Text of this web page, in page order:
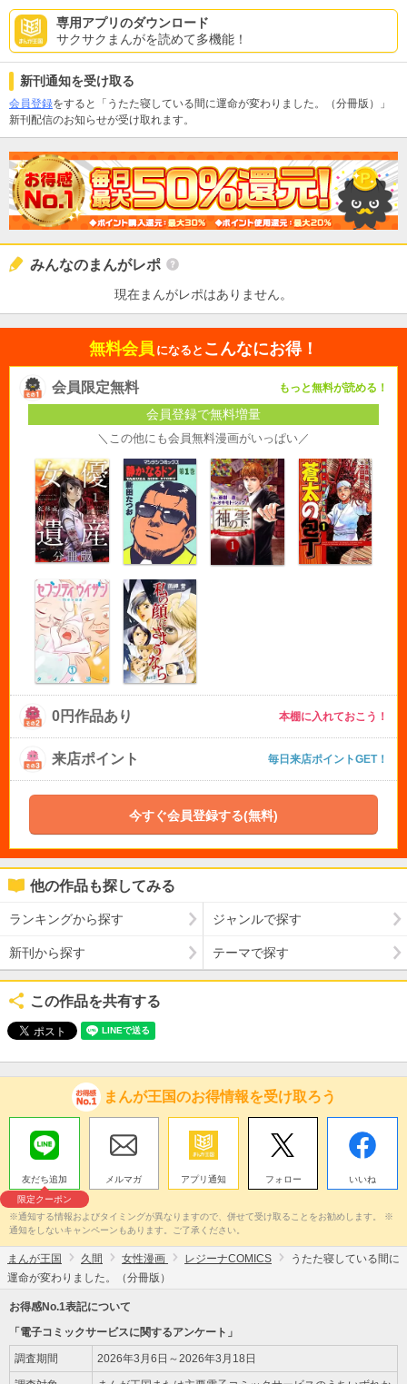
専用アプリのダウンロード
サクサクまんがを読めて多機能！
新刊通知を受け取る
会員登録をすると「うたた寝している間に運命が変わりました。（分冊版）」
新刊配信のお知らせが受け取れます。
みんなのまんがレポ
現在まんがレポはありません。
無料会員 になると こんなにお得！
会員限定無料 もっと無料が読める！
会員登録で無料増量
＼この他にも会員無料漫画がいっぱい／
0円作品あり 本棚に入れておこう！
来店ポイント 毎日来店ポイントGET！
今すぐ会員登録する(無料)
他の作品も探してみる
ランキングから探す ジャンルで探す
新刊から探す テーマで探す
この作品を共有する
まんが王国のお得情報を受け取ろう
友だち追加
限定クーポン
メルマガ アプリ通知 フォロー いいね
※通知する情報およびタイミングが異なりますので、併せて受け取ることをお勧めします。 ※
通知をしないキャンペーンもあります。ご了承ください。
まんが王国 久間 女性漫画 レジーナCOMICS
うたた寝している間に
運命が変わりました。（分冊版）
お得感No.1表記について
「電子コミックサービスに関するアンケート」
調査期間 2026年3月6日～2026年3月18日